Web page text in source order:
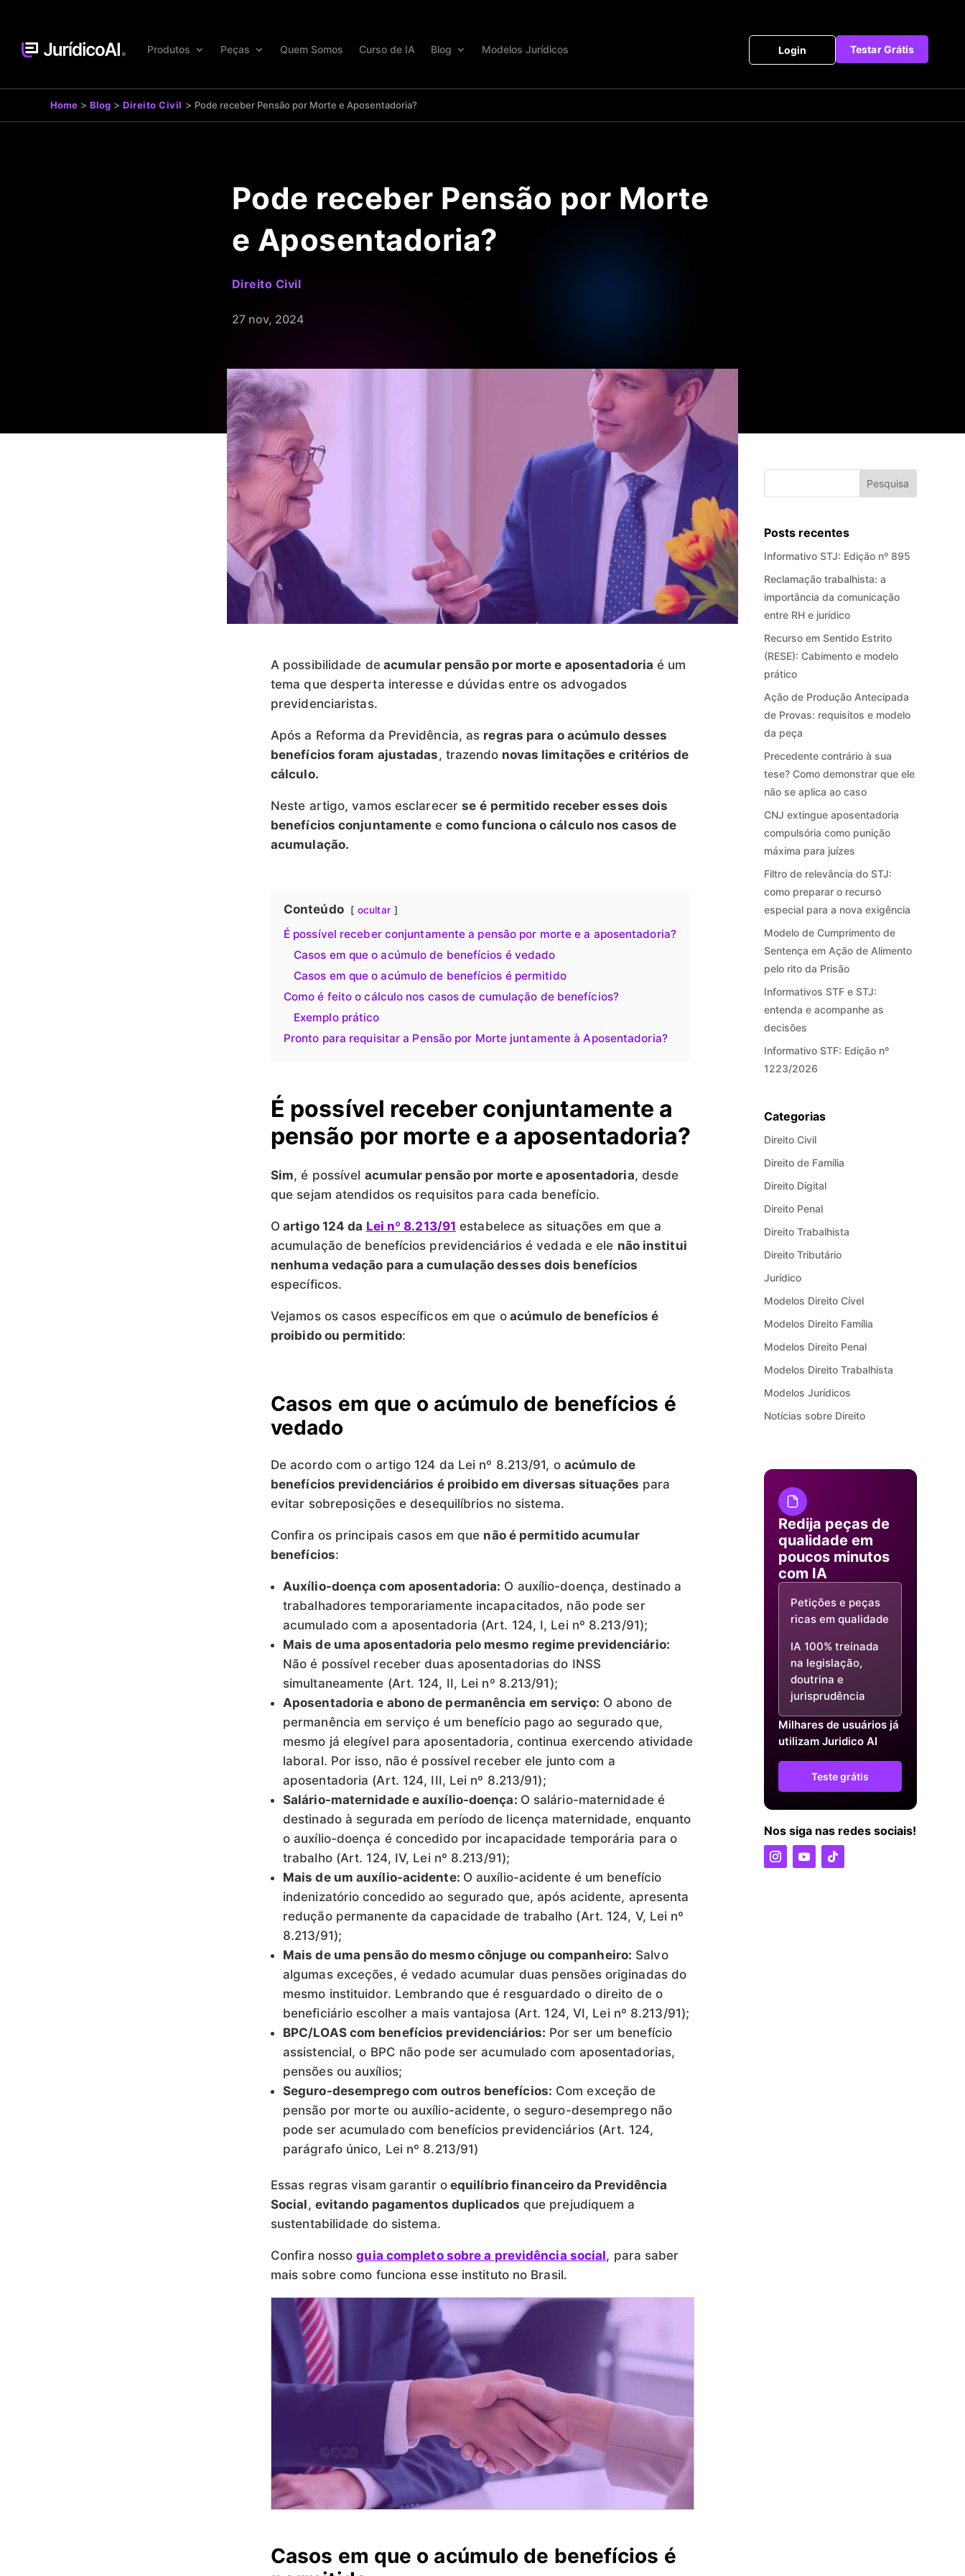
Produtos Peças Quem Somos Curso de IA Blog Modelos Jurídicos Login Testar Grátis
Home > Blog > Direito Civil > Pode receber Pensão por Morte e Aposentadoria?
Pode receber Pensão por Morte
e Aposentadoria?
Direito Civil
27 nov, 2024
A possibilidade deacumular pensão por morte e aposentadoria é um
tema que desperta interesse e dúvidas entre os advogados
previdenciaristas.
Após a Reforma da Previdência, as regras para o acúmulo desses
benefícios foram ajustadas, trazendo novas limitações e critérios de
cálculo.
Neste artigo, vamos esclarecerse é permitido receber esses dois
benefícios conjuntamente e como funciona o cálculo nos casos de
acumulação.
Conteúdo ocultar
É possível receber conjuntamente a pensão por morte e a aposentadoria?
Casos em que o acúmulo de benefícios é vedado
Casos em que o acúmulo de benefícios é permitido
Como é feito o cálculo nos casos de cumulação de benefícios?
Exemplo prático
Pronto para requisitar a Pensão por Morte juntamente à Aposentadoria?
É possível receber conjuntamente a
pensão por morte e a aposentadoria?
Sim, é possível acumular pensão por morte e aposentadoria, desde
que sejam atendidos os requisitos para cada benefício.
O artigo 124 da Lei nº 8.213/91 estabelece as situações em que a
acumulação de benefícios previdenciários é vedada e ele não institui
nenhuma vedação para a cumulação desses dois benefícios
específicos.
Vejamos os casos específicos em que oacúmulo de benefícios é
proibido ou permitido:
Casos em que o acúmulo de benefícios é
vedado
De acordo com o artigo 124 da Lei nº 8.213/91, o acúmulo de
benefícios previdenciários é proibido em diversas situações para
evitar sobreposições e desequilíbrios no sistema.
Confira os principais casos em que nãoé permitido acumular
benefícios:
Auxílio-doença com aposentadoria: O auxílio-doença, destinado a
trabalhadores temporariamente incapacitados, não pode ser
acumulado com a aposentadoria (Art. 124, I, Lei nº 8.213/91);
Mais de uma aposentadoria pelo mesmo regime previdenciário:
Não é possível receber duas aposentadorias do INSS
simultaneamente (Art. 124, II, Lei nº 8.213/91);
Aposentadoria e abono de permanência em serviço: O abono de
permanência em serviço é um benefício pago ao segurado que,
mesmo já elegível para aposentadoria, continua exercendo atividade
laboral. Por isso, não é possível receber ele junto com a
aposentadoria (Art. 124, III, Lei nº 8.213/91);
Salário-maternidade e auxílio-doença: O salário-maternidade é
destinado à segurada em período de licença maternidade, enquanto
o auxílio-doença é concedido por incapacidade temporária para o
trabalho (Art. 124, IV, Lei nº 8.213/91);
Mais de um auxílio-acidente: O auxílio-acidente é um benefício
indenizatório concedido ao segurado que, após acidente, apresenta
redução permanente da capacidade de trabalho (Art. 124, V, Lei nº
8.213/91);
Mais de uma pensão do mesmo cônjuge ou companheiro: Salvo
algumas exceções, é vedado acumular duas pensões originadas do
mesmo instituidor. Lembrando que é resguardado o direito de o
beneficiário escolher a mais vantajosa (Art. 124, VI, Lei nº 8.213/91);
BPC/LOAS com benefícios previdenciários: Por ser um benefício
assistencial, o BPC não pode ser acumulado com aposentadorias,
pensões ou auxílios;
Seguro-desemprego com outros benefícios: Com exceção de
pensão por morte ou auxílio-acidente, o seguro-desemprego não
pode ser acumulado com benefícios previdenciários (Art. 124,
parágrafo único, Lei nº 8.213/91)
Essas regras visam garantir oequilíbrio financeiro da Previdência
Social, evitando pagamentos duplicados que prejudiquem a
sustentabilidade do sistema.
Confira nossoguia completo sobre a previdência social, para saber
mais sobre como funciona esse instituto no Brasil.
Casos em que o acúmulo de benefícios é
Posts recentes
Informativo STJ: Edição nº 895
Reclamação trabalhista: a
importância da comunicação
entre RH e jurídico
Recurso em Sentido Estrito
(RESE): Cabimento e modelo
prático
Ação de Produção Antecipada
de Provas: requisitos e modelo
da peça
Precedente contrário à sua
tese? Como demonstrar que ele
não se aplica ao caso
CNJ extingue aposentadoria
compulsória como punição
máxima para juízes
Filtro de relevância do STJ:
como preparar o recurso
especial para a nova exigência
Modelo de Cumprimento de
Sentença em Ação de Alimento
pelo rito da Prisão
Informativos STF e STJ:
entenda e acompanhe as
decisões
Informativo STF: Edição nº
1223/2026
Categorias
Direito Civil
Direito de Família
Direito Digital
Direito Penal
Direito Trabalhista
Direito Tributário
Jurídico
Modelos Direito Cível
Modelos Direito Família
Modelos Direito Penal
Modelos Direito Trabalhista
Modelos Jurídicos
Notícias sobre Direito
Redija peças de
qualidade em
poucos minutos
com IA
Petições e peças
ricas em qualidade
IA 100% treinada
na legislação,
doutrina e
jurisprudência
Milhares de usuários já
utilizam Juridico AI
Teste grátis
Nos siga nas redes sociais!